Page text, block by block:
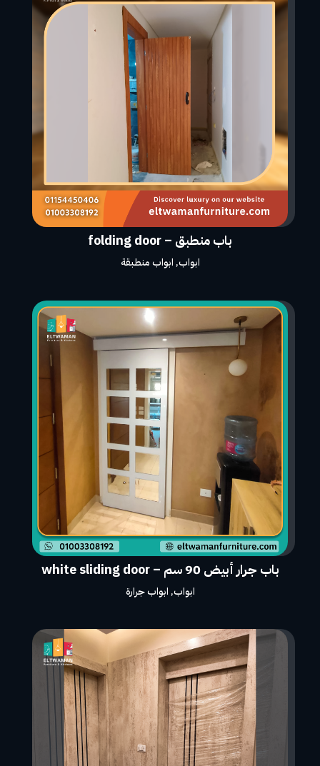
باب منطبق – folding door
ابواب,ابواب منطبقة
باب جرار أبيض 90 سم – white sliding door
ابواب, ابواب جرارة